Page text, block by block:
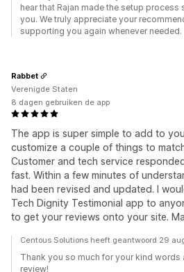
hear that Rajan made the setup process
you. We truly appreciate your
supporting you again whenever needed.
The app is super simple to add to
customize a couple of things to
Customer and tech service
fast. Within a few minutes of
had been revised and updated. I
Tech Dignity Testimonial app to
to get your reviews onto your site.
Rabbet
Verenigde Staten
8 dagen gebruiken de app
Centous Solutions heeft geantwoord 29
Thank you so much for your kind
review!